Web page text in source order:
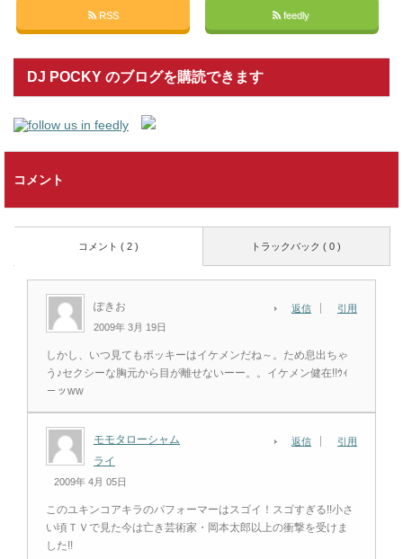
RSS feedly
DJ POCKY のブログを購読できます
コメント
トラックバック ( 0 )
コメント ( 2 )
ぽきお
2009年 3月 19日
返信 引用
しかし、いつ見てもポッキーはイケメンだね～。ため息出ちゃ
う♪セクシーな胸元から目が離せないーー。。イケメン健在!!ｳｨ
－ッww
モモタローシャム
ライ
2009年 4月 05日
返信 引用
このユキンコアキラのパフォーマーはスゴイ！スゴすぎる!!小さ
い頃ＴＶで見た今は亡き芸術家・岡本太郎以上の衝撃を受けま
した!!